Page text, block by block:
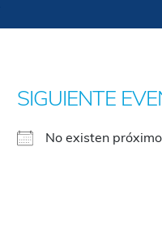
SIGUIENTE
No existen